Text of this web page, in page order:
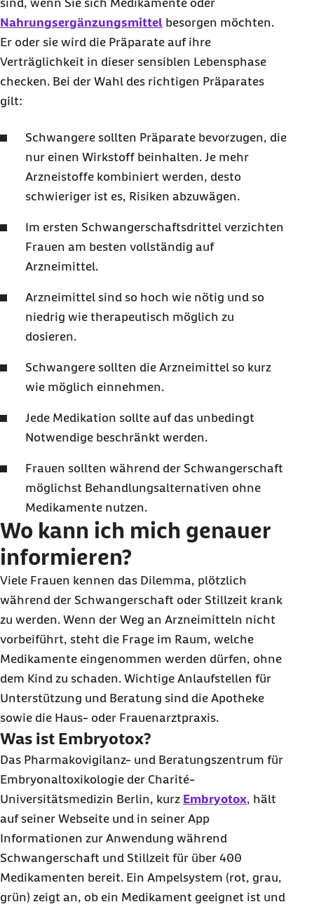
sind, wenn Sie sich Medikamente oder
Nahrungsergänzungsmittel besorgen möchten.
Er oder sie wird die Präparate auf ihre
Verträglichkeit in dieser sensiblen Lebensphase
checken. Bei der Wahl des richtigen Präparates
gilt:
Schwangere sollten Präparate bevorzugen, die
nur einen Wirkstoff beinhalten. Je mehr
Arzneistoffe kombiniert werden, desto
schwieriger ist es, Risiken abzuwägen.
Im ersten Schwangerschaftsdrittel verzichten
Frauen am besten vollständig auf
Arzneimittel.
Arzneimittel sind so hoch wie nötig und so
niedrig wie therapeutisch möglich zu
dosieren.
Schwangere sollten die Arzneimittel so kurz
wie möglich einnehmen.
Jede Medikation sollte auf das unbedingt
Notwendige beschränkt werden.
Frauen sollten während der Schwangerschaft
möglichst Behandlungsalternativen ohne
Medikamente nutzen.
Wo kann ich mich genauer
informieren?
Viele Frauen kennen das Dilemma, plötzlich
während der Schwangerschaft oder Stillzeit krank
zu werden. Wenn der Weg an Arzneimitteln nicht
vorbeiführt, steht die Frage im Raum, welche
Medikamente eingenommen werden dürfen, ohne
dem Kind zu schaden. Wichtige Anlaufstellen für
Unterstützung und Beratung sind die Apotheke
sowie die Haus- oder Frauenarztpraxis.
Was ist Embryotox?
Das Pharmakovigilanz- und Beratungszentrum für
Embryonaltoxikologie der Charité-
Universitätsmedizin Berlin, kurz Embryotox, hält
auf seiner Webseite und in seiner App
Informationen zur Anwendung während
Schwangerschaft und Stillzeit für über 400
Medikamenten bereit. Ein Ampelsystem (rot, grau,
grün) zeigt an, ob ein Medikament geeignet ist und